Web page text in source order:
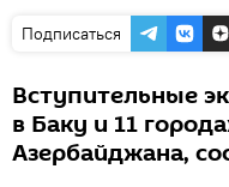
Подписаться
Вступительные
в Баку и 11
Азербайджана,